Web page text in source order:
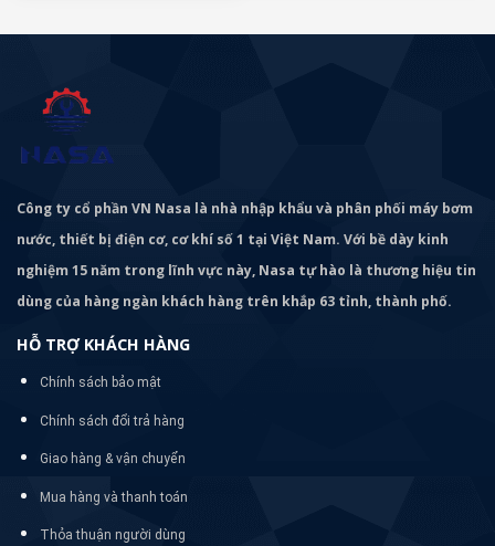
Công ty cổ phần VN Nasa là nhà nhập khẩu và phân phối máy bơm
nước, thiết bị điện cơ, cơ khí số 1 tại Việt Nam. Với bề dày kinh
nghiệm 15 năm trong lĩnh vực này, Nasa tự hào là thương hiệu tin
dùng của hàng ngàn khách hàng trên khắp 63 tỉnh, thành phố.
HỖ TRỢ KHÁCH HÀNG
Chính sách bảo mật
Chính sách đổi trả hàng
Giao hàng & vận chuyển
Mua hàng và thanh toán
Thỏa thuận người dùng